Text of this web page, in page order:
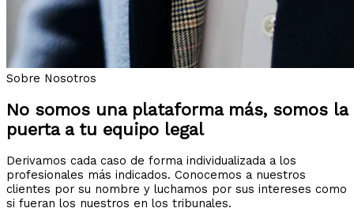
Sobre Nosotros
No somos una plataforma más, somos la
puerta a tu equipo legal
Derivamos cada caso de forma individualizada a los
profesionales más indicados. Conocemos a nuestros
clientes por su nombre y luchamos por sus intereses como
si fueran los nuestros en los tribunales.